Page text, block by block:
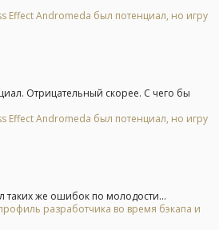
Effect Andromeda был потенциал, но игру
Отрицательный скорее. С чего бы
Effect Andromeda был потенциал, но игру
таких же ошибок по молодости...
разработчика во время бэкапа и